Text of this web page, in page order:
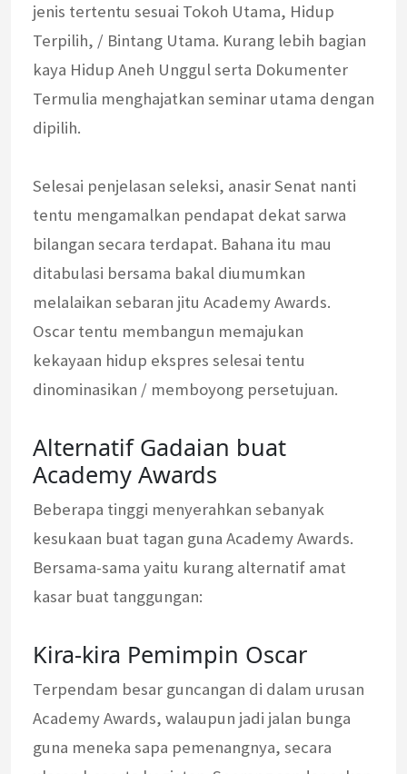
jenis tertentu sesuai Tokoh Utama, Hidup
Terpilih, / Bintang Utama. Kurang lebih bagian
kaya Hidup Aneh Unggul serta Dokumenter
Termulia menghajatkan seminar utama dengan
dipilih.
Selesai penjelasan seleksi, anasir Senat nanti
tentu mengamalkan pendapat dekat sarwa
bilangan secara terdapat. Bahana itu mau
ditabulasi bersama bakal diumumkan
melalaikan sebaran jitu Academy Awards.
Oscar tentu membangun memajukan
kekayaan hidup ekspres selesai tentu
dinominasikan / memboyong persetujuan.
Alternatif Gadaian buat
Academy Awards
Beberapa tinggi menyerahkan sebanyak
kesukaan buat tagan guna Academy Awards.
Bersama-sama yaitu kurang alternatif amat
kasar buat tanggungan:
Kira-kira Pemimpin Oscar
Terpendam besar guncangan di dalam urusan
Academy Awards, walaupun jadi jalan bunga
guna meneka sapa pemenangnya, secara